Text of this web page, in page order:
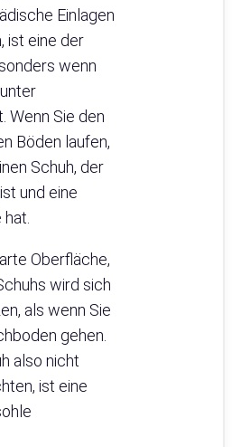
Einlagen
ist eine der
wenn
Wenn Sie den
Böden laufen,
Schuh, der
und eine
Oberfläche,
wird sich
als wenn Sie
gehen.
also nicht
ist eine